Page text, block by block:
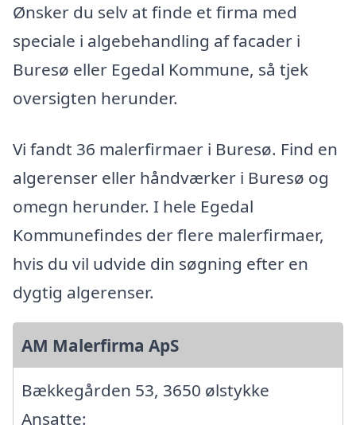
Ønsker du selv at finde et firma med
speciale i algebehandling af facader i
Buresø eller Egedal Kommune, så tjek
oversigten herunder.
Vi fandt 36 malerfirmaer i Buresø. Find en
algerenser eller håndværker i Buresø og
omegn herunder. I hele Egedal
Kommunefindes der flere malerfirmaer,
hvis du vil udvide din søgning efter en
dygtig algerenser.
AM Malerfirma ApS
Bækkegården 53, 3650 ølstykke
Ansatte: